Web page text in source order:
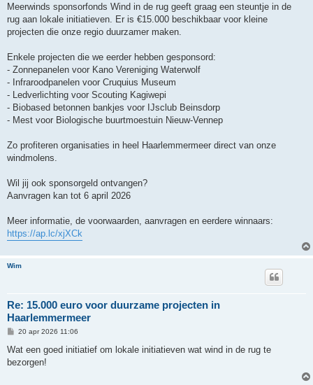
r
c
h
Meerwinds sponsorfonds Wind in de rug geeft graag een steuntje in de
rug aan lokale initiatieven. Er is €15.000 beschikbaar voor kleine
projecten die onze regio duurzamer maken.
Enkele projecten die we eerder hebben gesponsord:
- Zonnepanelen voor Kano Vereniging Waterwolf
- Infraroodpanelen voor Cruquius Museum
- Ledverlichting voor Scouting Kagiwepi
- Biobased betonnen bankjes voor IJsclub Beinsdorp
- Mest voor Biologische buurtmoestuin Nieuw-Vennep
Zo profiteren organisaties in heel Haarlemmermeer direct van onze
windmolens.
Wil jij ook sponsorgeld ontvangen?
Aanvragen kan tot 6 april 2026
Meer informatie, de voorwaarden, aanvragen en eerdere winnaars:
https://ap.lc/xjXCk
Wim
Re: 15.000 euro voor duurzame projecten in
Haarlemmermeer
B
r
c
20 apr 2026 11:06
Wat een goed initiatief om lokale initiatieven wat wind in de rug te
bezorgen!